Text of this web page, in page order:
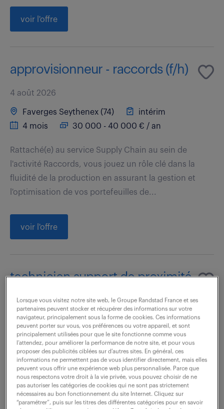
voir l'offre
approvisionneur - raccords (f/h)
4 août 2026
Faverges Seythenex (74)
intérim
4 mois
30 000 - 40 000 € / an
Rattaché(e) au service Supply Chain au sein de
l'activité Raccords, vous jouez un rôle clé dans la
fluidité de la production en assurant la gestion et
l'optimisation de vos portefeuilles de...
voir l'offre
technicien support de proximité
4 août 2026
Annecy (74) intérim
3 mois
27 000 € / an
En tant que Technicien Support de Proximité -
bilingue anglais vos missions seront : - Diagnostic et
résolution d'incidents matériels (postes de travail,
Lorsque vous visitez notre site web, le Groupe Randstad France et ses
partenaires peuvent stocker et récupérer des informations sur votre
navigateur, principalement sous la forme de cookies. Ces informations
peuvent porter sur vous, vos préférences ou votre appareil, et sont
principalement utilisées pour que le site fonctionne comme vous
l’attendez, pour améliorer la performance de notre site, et pour vous
proposer des publicités ciblées sur d’autres sites. En général, ces
informations ne permettent pas de vous identifier directement, mais elles
peuvent vous offrir une expérience web plus personnalisée. Parce que
nous respectons votre droit à la vie privée, vous pouvez choisir de ne
pas autoriser les catégories de cookies qui ne sont pas strictement
nécessaires au bon fonctionnement du site Internet. Cliquez sur
“paramétrer”, puis sur les titres des différentes catégories pour en savoir